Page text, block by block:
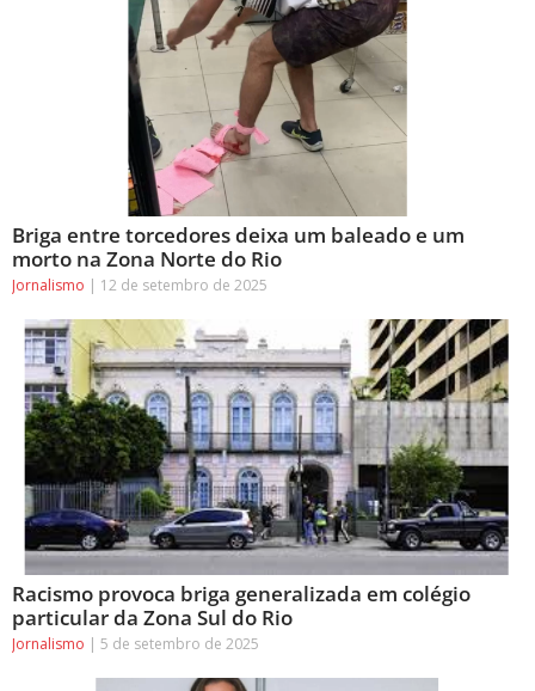
Briga entre torcedores deixa um baleado e um
morto na Zona Norte do Rio
Jornalismo 12 de setembro de 2025
Racismo provoca briga generalizada em colégio
particular da Zona Sul do Rio
Jornalismo 5 de setembro de 2025